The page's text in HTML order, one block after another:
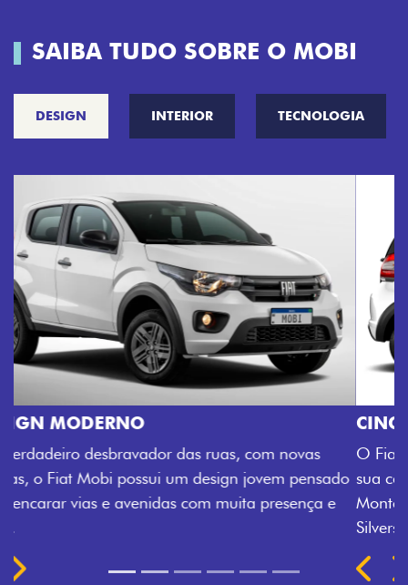
SAIBA TUDO SOBRE O MOBI
DESIGN INTERIOR TECNOLOGIA
CINCO OPÇÕES DE CORES
O Fiat Mobi tem sempre uma opção de cor que é a
sua cara. Escolha entre o Preto Vulcano, Vermelho
Montecarlo, Branco Banchisa, Prata Bari e Cinza
Silverstone.
Rodas de liga leve